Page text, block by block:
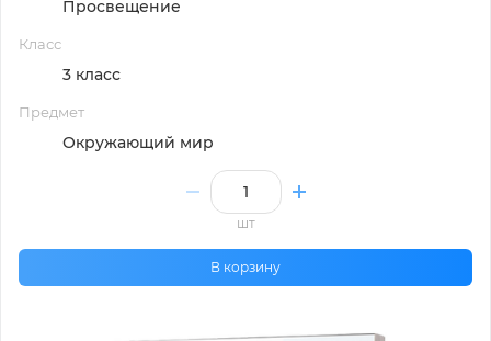
Просвещение
Класс
3 класс
Предмет
Окружающий мир
шт
В корзину